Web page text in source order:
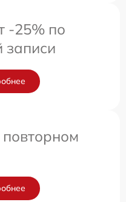
-25% по
записи